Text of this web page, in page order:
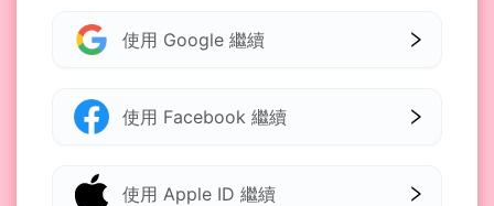
使用 Google 繼續
使用 Facebook 繼續
使用 Apple ID 繼續